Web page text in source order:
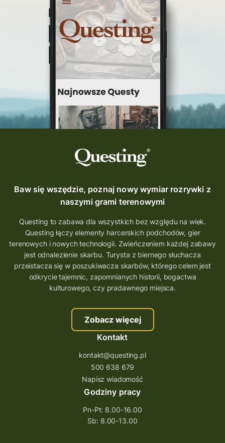
Baw się wszędzie, poznaj nowy wymiar rozrywki z
naszymi grami terenowymi
Questing to zabawa dla wszystkich bez względu na wiek.
Questing łączy elementy harcerskich podchodów, gier
terenowych i nowych technologii. Zwieńczeniem każdej zabawy
jest odnalezienie skarbu. Turysta z biernego słuchacza
przeistacza się w poszukiwacza skarbów, którego celem jest
odkrycie tajemnic, zapomnianych historii, bogactwa
kulturowego, czy pradawnego miejsca.
Zobacz więcej
Kontakt
kontakt@questing.pl
500 638 679
Napisz wiadomość
Godziny pracy
Pn-Pt: 8.00-16.00
Sb: 8.00-13.00